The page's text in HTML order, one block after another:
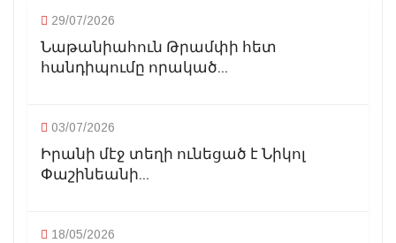
29/07/2026
Նաթանիահուն Թրամփի հետ
հանդիպումը որակած...
03/07/2026
Իրանի մէջ տեղի ունեցած է Նիկոլ
Փաշինեանի...
18/05/2026